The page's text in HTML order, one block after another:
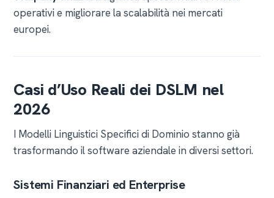
operativi e migliorare la scalabilità nei mercati
europei.
Casi d’Uso Reali dei DSLM nel
2026
I Modelli Linguistici Specifici di Dominio stanno già
trasformando il software aziendale in diversi settori.
Sistemi Finanziari ed Enterprise